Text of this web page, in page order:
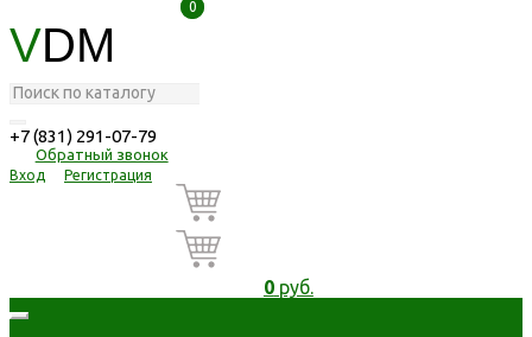
VDM
+7 (831) 291-07-79
Обратный звонок
Вход Регистрация
0
0
0руб.